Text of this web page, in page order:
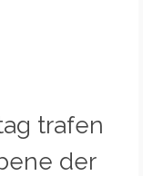
trafen
der